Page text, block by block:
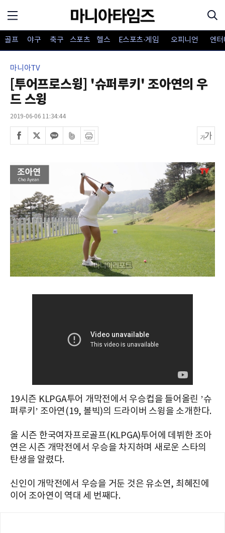
골프 야구 축구 스포츠 헬스 E스포츠·게임 오피니언 엔
마니아TV
[투어프로스윙] '슈퍼루키' 조아연의 우
드 스윙
2019-06-06 11:34:44
19시즌 KLPGA투어 개막전에서 우승컵을 들어올린 ’슈
퍼루키’ 조아연(19, 볼빅)의 드라이버 스윙을 소개한다.
올 시즌 한국여자프로골프(KLPGA)투어에 데뷔한 조아
연은 시즌 개막전에서 우승을 차지하며 새로운 스타의
탄생을 알렸다.
신인이 개막전에서 우승을 거둔 것은 유소연, 최혜진에
이어 조아연이 역대 세 번째다.